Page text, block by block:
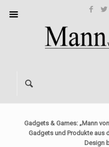
Gadgets & Games: „Mann
Gadgets und Produkte aus
Design